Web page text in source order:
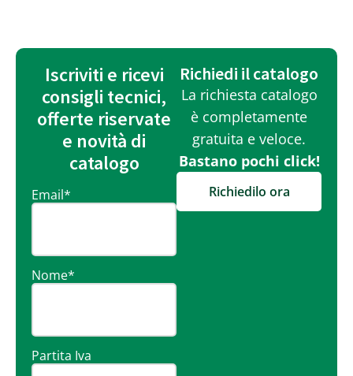
Iscriviti e ricevi
consigli tecnici,
offerte riservate
e novità di
catalogo
Email*
Nome*
Partita Iva
Richiedi il catalogo
La richiesta catalogo
è completamente
gratuita e veloce.
Bastano pochi click!
Richiedilo ora